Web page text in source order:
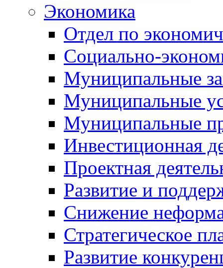
Экономика
Отдел по
Социально-
Муниципальные
Муниципальные
Муниципальные
Инвестиционная
Проектная
Развитие и
Снижение
Стратегическое
Развитие